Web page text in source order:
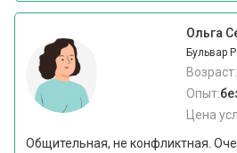
Ольга
Бульвар
Возраст:
Опыт:
Цена
Общительная, не конфликтная.